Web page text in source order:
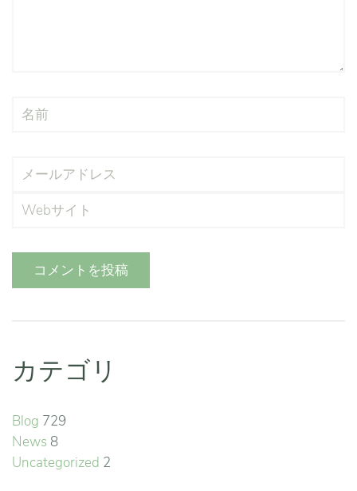
コメントを投稿
カテゴリ
Blog 729
News 8
Uncategorized 2